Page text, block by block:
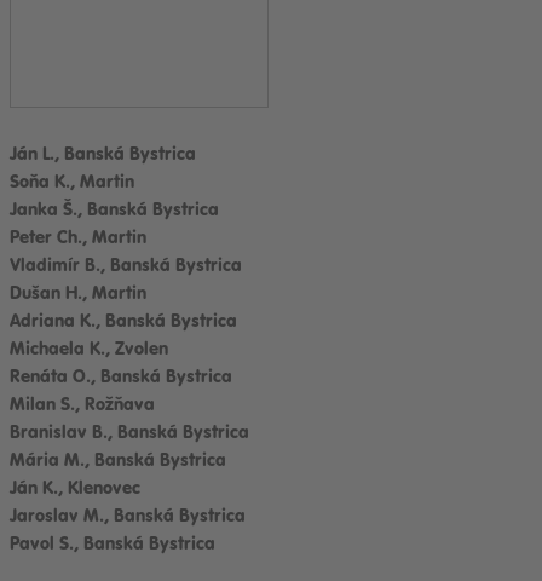
Ján L., Banská Bystrica
Soňa K., Martin
Janka Š., Banská Bystrica
Peter Ch., Martin
Vladimír B., Banská Bystrica
Dušan H., Martin
Adriana K., Banská Bystrica
Michaela K., Zvolen
Renáta O., Banská Bystrica
Milan S., Rožňava
Branislav B., Banská Bystrica
Mária M., Banská Bystrica
Ján K., Klenovec
Jaroslav M., Banská Bystrica
Pavol S., Banská Bystrica